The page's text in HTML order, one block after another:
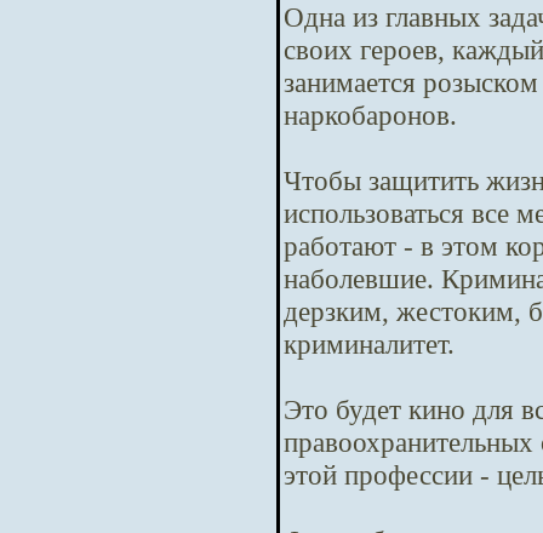
Одна из главных
своих героев,
занимается
наркобаронов.
Чтобы защитить
использоваться все
работают - в этом
наболевшие.
дерзким, жестоким,
криминалитет.
Это будет кино для
этой профессии -